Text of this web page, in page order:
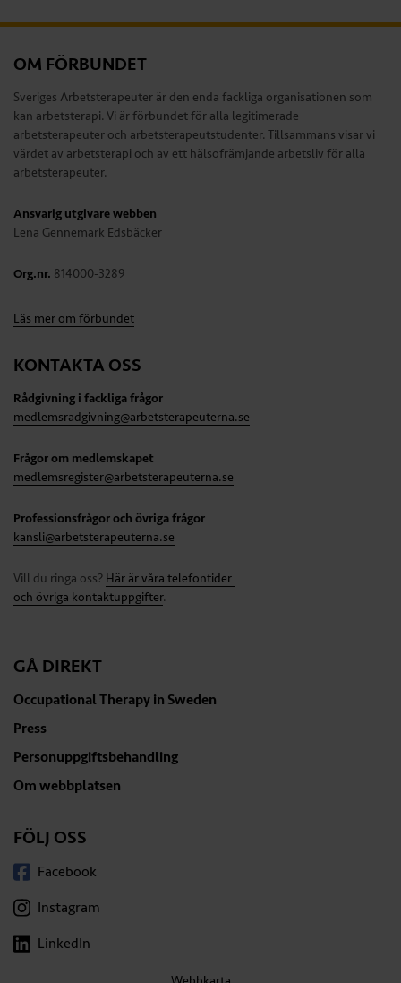
OM FÖRBUNDET
Sveriges Arbetsterapeuter är den enda fackliga organisationen som
kan arbetsterapi. Vi är förbundet för alla legitimerade
arbetsterapeuter och arbetsterapeutstudenter. Tillsammans visar vi
värdet av arbetsterapi och av ett hälsofrämjande arbetsliv för alla
arbetsterapeuter.
Ansvarig utgivare webben
Lena Gennemark Edsbäcker
Org.nr. 814000-3289
Läs mer om förbundet
KONTAKTA OSS
Rådgivning i fackliga frågor
medlemsradgivning@arbetsterapeuterna.se
Frågor om medlemskapet
medlemsregister@arbetsterapeuterna.se
Professionsfrågor och övriga frågor
kansli@arbetsterapeuterna.se
Vill du ringa oss? Här är våra telefontider
och övriga kontaktuppgifter.
GÅ DIREKT
Occupational Therapy in Sweden
Press
Personuppgiftsbehandling
Om webbplatsen
FÖLJ OSS
Facebook
Instagram
LinkedIn